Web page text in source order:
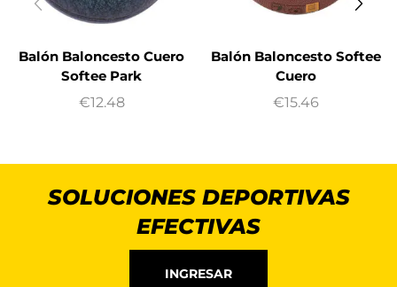
Balón Baloncesto Cuero
Softee Park
€12.48
Balón Baloncesto Softee
Cuero
€15.46
SOLUCIONES DEPORTIVAS
EFECTIVAS
INGRESAR